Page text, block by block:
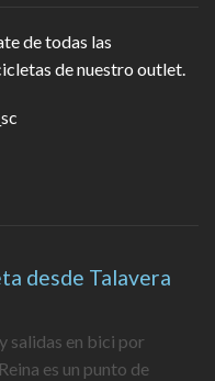
de todas las
de nuestro outlet.
desde Talavera
salidas en bici por
es un punto de